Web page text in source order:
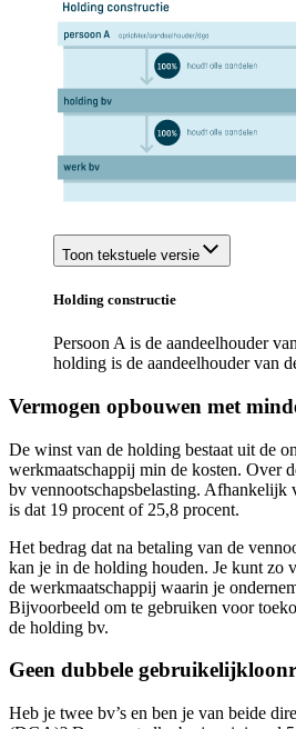
Toon tekstuele versie
Holding constructie
Persoon A is de aandeelhouder
holding is de aandeelhouder van
Vermogen opbouwen met
De winst van de holding bestaat uit de
werkmaatschappij min de kosten. Over
bv vennootschapsbelasting. Afhankelijk
is dat 19 procent of 25,8 procent.
Het bedrag dat na betaling van de
kan je in de holding houden. Je kunt zo
de werkmaatschappij waarin je
Bijvoorbeeld om te gebruiken voor
de holding bv.
Geen dubbele
Heb je twee bv’s en ben je van beide